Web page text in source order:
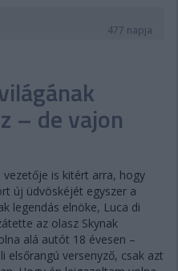
PONTÁLLÁSOK
477 napja
– de vajon
is kitért arra, hogy
új üdvöskéjét egyszer a
legendás elnöke, Luca di
az olasz Skynak
alá autót 18 évesen –
elsőrangú versenyző, csak azt